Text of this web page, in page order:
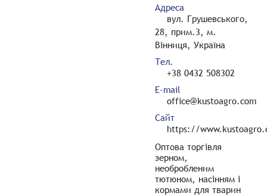
Адреса
вул. Грушевського,
28, прим.3, м.
Вінниця, Україна
Тел.
+38 0432 508302
E-mail
office@kustoagro.com
Сайт
https://
Оптова торгівля
зерном,
необробленим
тютюном, насінням і
кормами для тварин